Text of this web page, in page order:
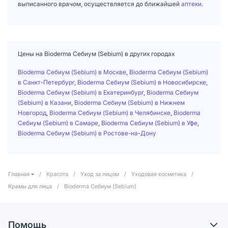
выписанного врачом, осуществляется до ближайшей аптеки.
Цены на Bioderma Себиум (Sebium) в других городах
Bioderma Себиум (Sebium) в Москве Bioderma Себиум (Sebium)
в Санкт-Петербург, Bioderma Себиум (Sebium) в Новосибирске
Bioderma Себиум (Sebium) в Екатеринбург, Bioderma Себиум
(Sebium) в Казани Bioderma Себиум (Sebium) в Нижнем
Новгород Bioderma Себиум (Sebium) в Челябинске Bioderma
Себиум (Sebium) в Самаре Bioderma Себиум (Sebium) в Уфе
Bioderma Себиум (Sebium) в Ростове-на-Дону
Главная / Красота / Уход за лицом / Уходовая косметика
/
Кремы для лица
/ Bioderma Себиум (Sebium)
Помощь